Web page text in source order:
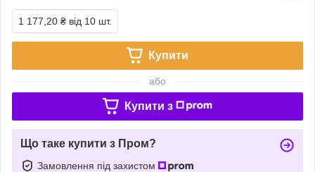
1 177,20 ₴ від 10 шт.
Купити
або
Купити з
Що таке купити з Пром?
Замовлення під захистом